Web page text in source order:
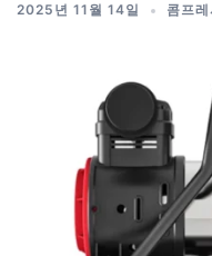
2025년 11월 14일 콤프